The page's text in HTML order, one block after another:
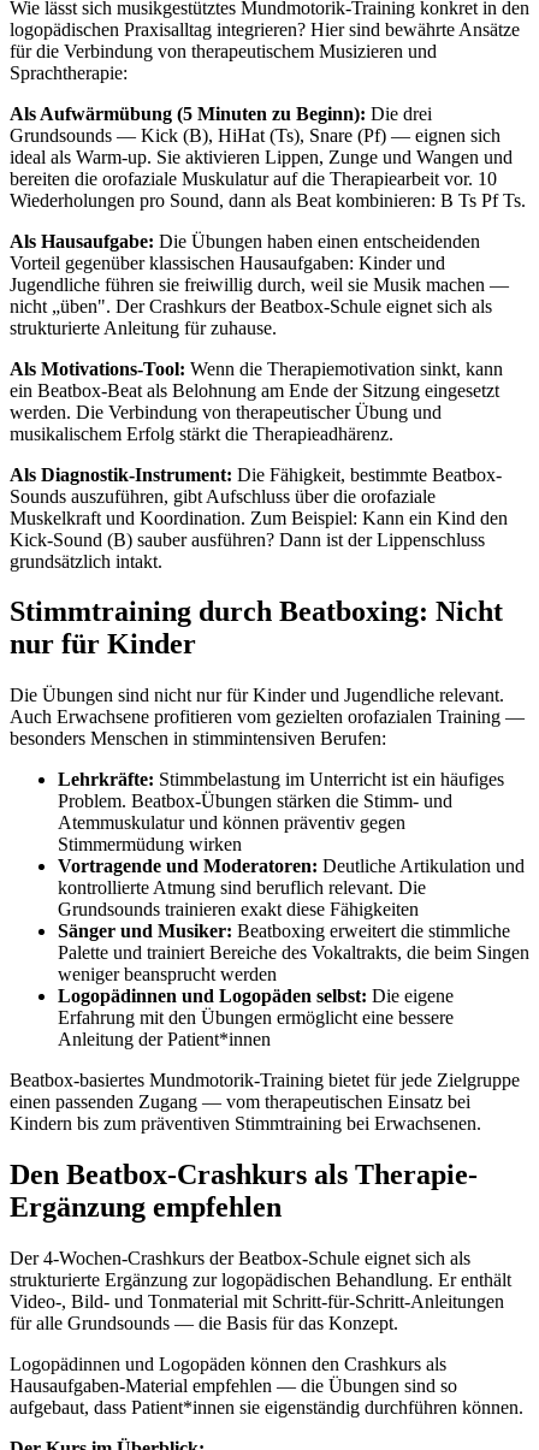
Wie lässt sich musikgestütztes Mundmotorik-Training konkret in den
logopädischen Praxisalltag integrieren? Hier sind bewährte Ansätze
für die Verbindung von therapeutischem Musizieren und
Sprachtherapie:
Als Aufwärmübung (5 Minuten zu Beginn): Die drei
Grundsounds — Kick (B), HiHat (Ts), Snare (Pf) — eignen sich
ideal als Warm-up. Sie aktivieren Lippen, Zunge und Wangen und
bereiten die orofaziale Muskulatur auf die Therapiearbeit vor. 10
Wiederholungen pro Sound, dann als Beat kombinieren: B Ts Pf Ts.
Als Hausaufgabe: Die Übungen haben einen entscheidenden
Vorteil gegenüber klassischen Hausaufgaben: Kinder und
Jugendliche führen sie freiwillig durch, weil sie Musik machen —
nicht „üben". Der Crashkurs der Beatbox-Schule eignet sich als
strukturierte Anleitung für zuhause.
Als Motivations-Tool: Wenn die Therapiemotivation sinkt, kann
ein Beatbox-Beat als Belohnung am Ende der Sitzung eingesetzt
werden. Die Verbindung von therapeutischer Übung und
musikalischem Erfolg stärkt die Therapieadhärenz.
Als Diagnostik-Instrument: Die Fähigkeit, bestimmte Beatbox-
Sounds auszuführen, gibt Aufschluss über die orofaziale
Muskelkraft und Koordination. Zum Beispiel: Kann ein Kind den
Kick-Sound (B) sauber ausführen? Dann ist der Lippenschluss
grundsätzlich intakt.
Stimmtraining durch Beatboxing: Nicht
nur für Kinder
Die Übungen sind nicht nur für Kinder und Jugendliche relevant.
Auch Erwachsene profitieren vom gezielten orofazialen Training —
besonders Menschen in stimmintensiven Berufen:
Lehrkräfte: Stimmbelastung im Unterricht ist ein häufiges
Problem. Beatbox-Übungen stärken die Stimm- und
Atemmuskulatur und können präventiv gegen
Stimmermüdung wirken
Vortragende und Moderatoren: Deutliche Artikulation und
kontrollierte Atmung sind beruflich relevant. Die
Grundsounds trainieren exakt diese Fähigkeiten
Sänger und Musiker: Beatboxing erweitert die stimmliche
Palette und trainiert Bereiche des Vokaltrakts, die beim Singen
weniger beansprucht werden
Logopädinnen und Logopäden selbst: Die eigene
Erfahrung mit den Übungen ermöglicht eine bessere
Anleitung der Patient*innen
Beatbox-basiertes Mundmotorik-Training bietet für jede Zielgruppe
einen passenden Zugang — vom therapeutischen Einsatz bei
Kindern bis zum präventiven Stimmtraining bei Erwachsenen.
Den Beatbox-Crashkurs als Therapie-
Ergänzung empfehlen
Der 4-Wochen-Crashkurs der Beatbox-Schule eignet sich als
strukturierte Ergänzung zur logopädischen Behandlung. Er enthält
Video-, Bild- und Tonmaterial mit Schritt-für-Schritt-Anleitungen
für alle Grundsounds — die Basis für das Konzept.
Logopädinnen und Logopäden können den Crashkurs als
Hausaufgaben-Material empfehlen — die Übungen sind so
aufgebaut, dass Patient*innen sie eigenständig durchführen können.